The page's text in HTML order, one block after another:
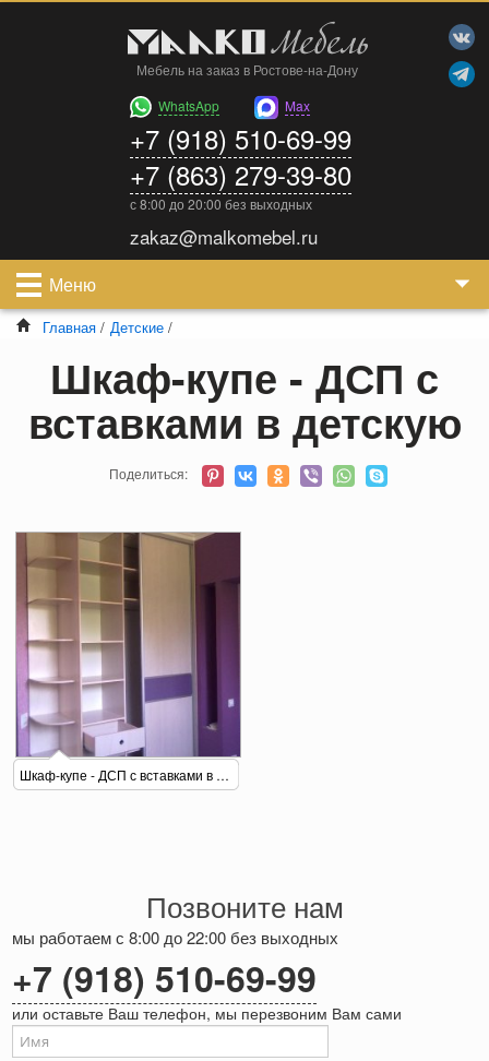
Мебель на заказ в Ростове-на-Дону
WhatsApp
Max
+7 (918) 510-69-99
+7 (863) 279-39-80
с 8:00 до 20:00 без выходных
zakaz@malkomebel.ru
Меню
Главная / Детские /
Шкаф-купе - ДСП с
вставками в детскую
Поделиться:
Шкаф-купе - ДСП с вставками в детскую
Позвоните нам
мы работаем с 8:00 до 22:00 без выходных
+7 (918) 510-69-99
или оставьте Ваш телефон, мы перезвоним Вам сами
Ваше имя